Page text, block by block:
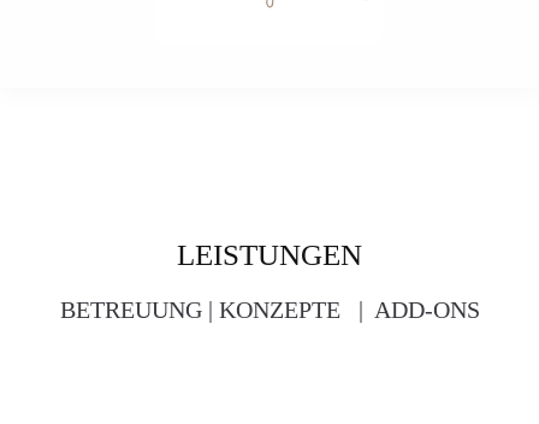
LEISTUNGEN
BETREUUNG | KONZEPTE | ADD-ONS